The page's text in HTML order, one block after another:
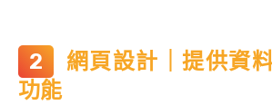
網頁設計｜提供資
功能